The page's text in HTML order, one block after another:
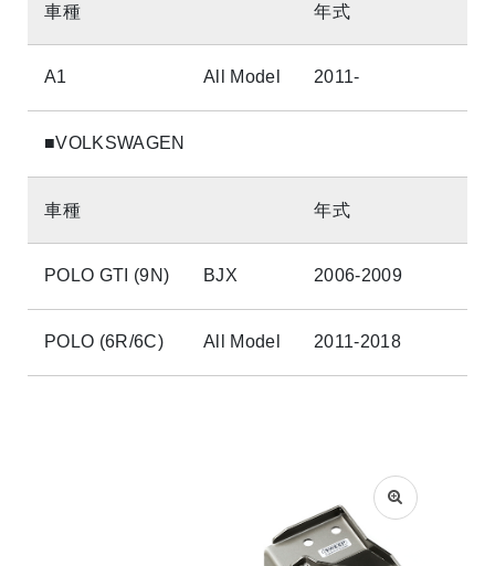
車種 年式
A1 All Model 2011-
■VOLKSWAGEN
車種 年式
POLO GTI (9N) BJX 2006-2009
POLO (6R/6C) All Model 2011-2018